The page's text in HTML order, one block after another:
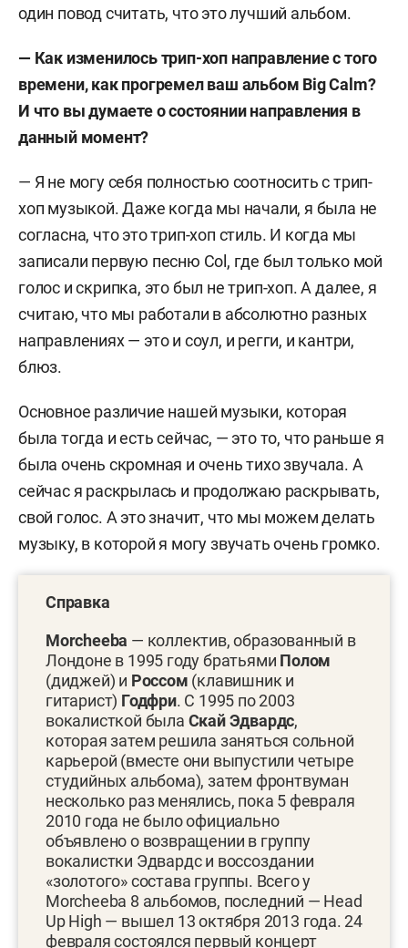
один повод считать, что это лучший альбом.
— Как изменилось трип-хоп направление с того
времени, как прогремел ваш альбом Big Calm?
И что вы думаете о состоянии направления в
данный момент?
— Я не могу себя полностью соотносить с трип-
хоп музыкой. Даже когда мы начали, я была не
согласна, что это трип-хоп стиль. И когда мы
записали первую песню Col, где был только мой
голос и скрипка, это был не трип-хоп. А далее, я
считаю, что мы работали в абсолютно разных
направлениях — это и соул, и регги, и кантри,
блюз.
Основное различие нашей музыки, которая
была тогда и есть сейчас, — это то, что раньше я
была очень скромная и очень тихо звучала. А
сейчас я раскрылась и продолжаю раскрывать,
свой голос. А это значит, что мы можем делать
музыку, в которой я могу звучать очень громко.
Справка
Morcheeba — коллектив, образованный в
Лондоне в 1995 году братьями Полом
(диджей) и Россом (клавишник и
гитарист) Годфри. С 1995 по 2003
вокалисткой была Скай Эдвардс,
которая затем решила заняться сольной
карьерой (вместе они выпустили четыре
студийных альбома), затем фронтвуман
несколько раз менялись, пока 5 февраля
2010 года не было официально
объявлено о возвращении в группу
вокалистки Эдвардс и воссоздании
«золотого» состава группы. Всего у
Morcheeba 8 альбомов, последний — Head
Up High — вышел 13 октября 2013 года. 24
февраля состоялся первый концерт